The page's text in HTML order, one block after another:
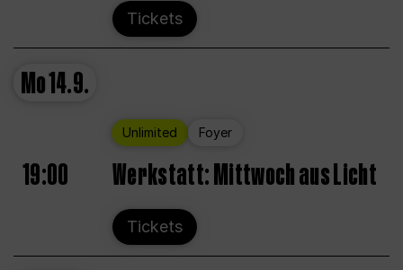
Tickets
Mo14.9.
Unlimited Foyer
19:00 Werkstatt: Mittwoch aus Licht
Tickets